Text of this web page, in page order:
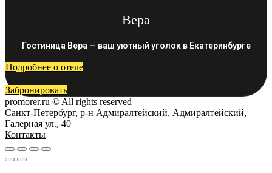
Вера
Гостиница Вера — ваш уютный уголок в Екатеринбурге
Подробнее о отеле
Забронировать
promorer.ru © All rights reserved
Санкт-Петербург, р-н Адмиралтейский, Адмиралтейский,
Галерная ул., 40
Контакты